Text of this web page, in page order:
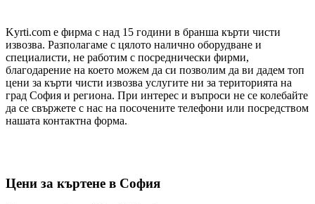
Kyrti.com е фирма с над 15 години в бранша кърти чисти
извозва. Разполагаме с цялото налично оборудване и
специалисти, не работим с посреднически фирми,
благодарение на което можем да си позволим да ви дадем топ
цени за кърти чисти извозва услугите ни за територията на
град София и региона. При интерес и въпроси не се колебайте
да се свържете с нас на посочените телефони или посредством
нашата контактна форма.
Цени за къртене в София